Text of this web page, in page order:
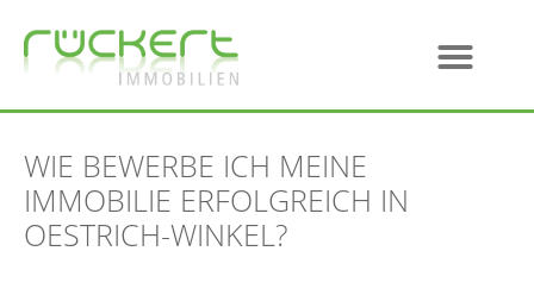
WIE BEWERBE ICH MEINE
IMMOBILIE ERFOLGREICH IN
OESTRICH-WINKEL?